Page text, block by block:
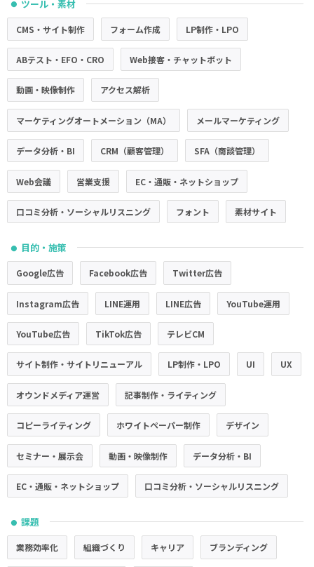
● ツール・素材
CMS・サイト制作 フォーム作成 LP制作・LPO
ABテスト・EFO・CRO Web接客・チャットボット
動画・映像制作 アクセス解析
マーケティングオートメーション（MA） メールマーケティング
データ分析・BI CRM（顧客管理） SFA（商談管理）
Web会議 営業支援 EC・通販・ネットショップ
口コミ分析・ソーシャルリスニング フォント 素材サイト
● 目的・施策
Google広告 Facebook広告 Twitter広告
Instagram広告 LINE運用 LINE広告 YouTube運用
YouTube広告 TikTok広告 テレビCM
サイト制作・サイトリニューアル LP制作・LPO UI UX
オウンドメディア運営 記事制作・ライティング
コピーライティング ホワイトペーパー制作 デザイン
セミナー・展示会 動画・映像制作 データ分析・BI
EC・通販・ネットショップ 口コミ分析・ソーシャルリスニング
● 課題
業務効率化 組織づくり キャリア ブランディング